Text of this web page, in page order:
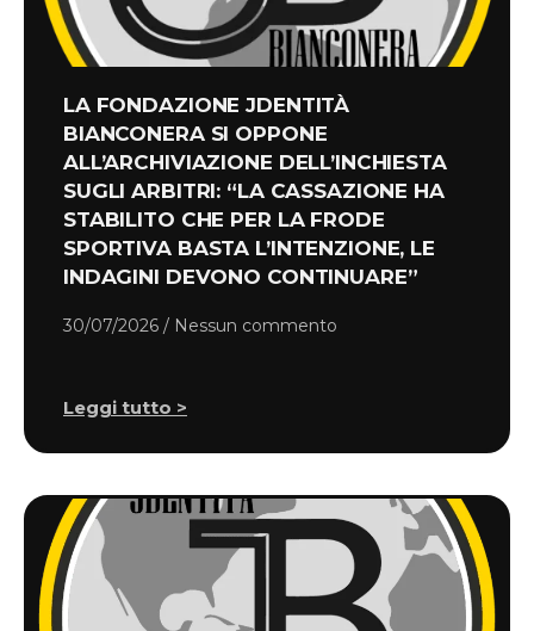
LA FONDAZIONE JDENTITÀ
BIANCONERA SI OPPONE
ALL’ARCHIVIAZIONE DELL’INCHIESTA
SUGLI ARBITRI: “LA CASSAZIONE HA
STABILITO CHE PER LA FRODE
SPORTIVA BASTA L’INTENZIONE, LE
INDAGINI DEVONO CONTINUARE”
30/07/2026 Nessun commento
Leggi tutto >